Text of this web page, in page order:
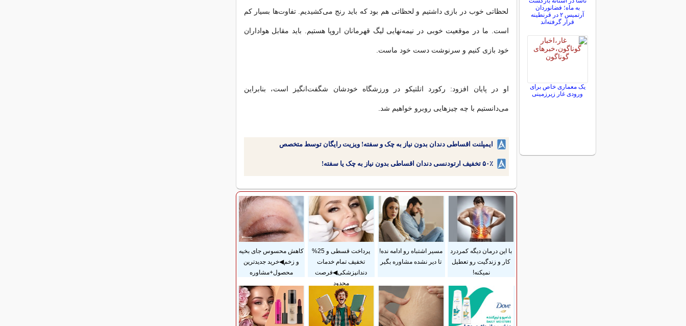
لحظاتی خوب در بازی داشتیم و لحظاتی هم بود که باید رنج می‌کشیدیم. تفاوت‌ها بسیار کم
است. ما در موقعیت خوبی در نیمه‌نهایی لیگ قهرمانان اروپا هستیم. باید مقابل هواداران
خود بازی کنیم و سرنوشت دست خود ماست.
او در پایان افزود: رکورد اتلتیکو در ورزشگاه خودشان شگفت‌انگیز است، بنابراین
می‌دانستیم با چه چیزهایی روبرو خواهیم شد.
ایمپلنت اقساطی دندان بدون نیاز به چک و سفته! ویزیت رایگان توسط متخصص
۵۰٪ تخفیف ارتودنسی دندان اقساطی بدون نیاز به چک یا سفته!
با این درمان دیگه کمردرد
کار و زندگیت رو تعطیل
نمیکنه!
مسیر اشتباه رو ادامه نده!
تا دیر نشده مشاوره بگیر
پرداخت قسطی و 25%
تخفیف تمام خدمات
دندانپزشکی◀فرصت
محدود
کاهش محسوس جای بخیه
و زخم◀خرید جدیدترین
محصول+مشاوره
به ماه؛ فضانوردان
آرتمیس ۲ در قرنطینه
قرار گرفته‌اند
یک معماری خاص برای
ورودی غار زیرزمینی